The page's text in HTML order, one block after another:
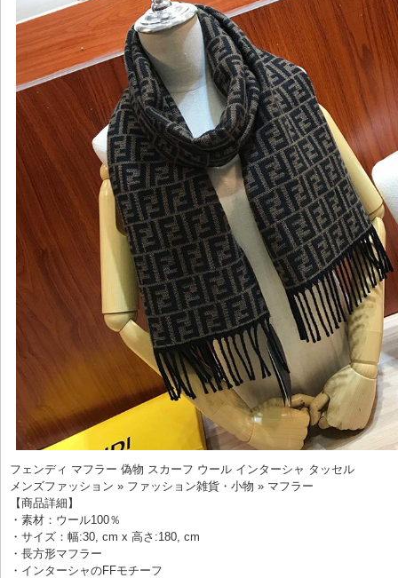
フェンディ マフラー 偽物 スカーフ ウール インターシャ タッセル
メンズファッション » ファッション雑貨・小物 » マフラー
【商品詳細】
・素材：ウール100％
・サイズ：幅:30, cm x 高さ:180, cm
・長方形マフラー
・インターシャのFFモチーフ